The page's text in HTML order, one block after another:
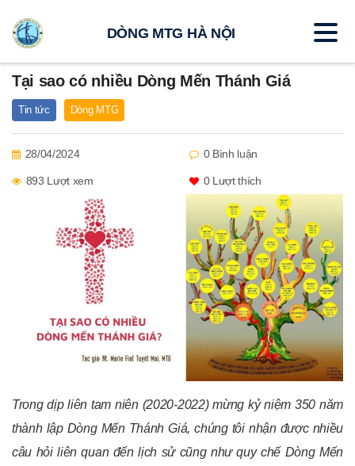
Tại sao có nhiều Dòng Mến Thánh Giá
Tin tức Dòng MTG
28/04/2024 0 Bình luận
893 Lượt xem 0Lượt thích
Trong dịp liên tam niên (2020-2022) mừng kỷ niệm 350 năm
thành lập Dòng Mến Thánh Giá, chúng tôi nhận được nhiều
câu hỏi liên quan đến lịch sử cũng như quy chế Dòng Mến
DÒNG MTG HÀ NỘI